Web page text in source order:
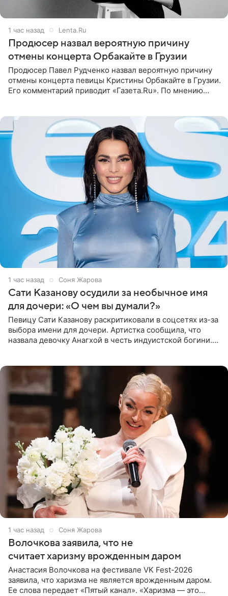
1 час назад Lenta.Ru
Продюсер назвал вероятную причину
отмены концерта Орбакайте в Грузии
Продюсер Павел Рудченко назвал вероятную причину
отмены концерта певицы Кристины Орбакайте в Грузии.
Его комментарий приводит «Газета.Ru». По мнению
1 час назад Соня Жарова
Сати Казанову осудили за необычное имя
для дочери: «О чем вы думали?»
Певицу Сати Казанову раскритиковали в соцсетях из-за
выбора имени для дочери. Артистка сообщила, что
назвала девочку Анагхой в честь индуистской богини.
1 час назад Соня Жарова
Волочкова заявила, что не
считает харизму врожденным даром
Анастасия Волочкова на фестивале VK Fest-2026
заявила, что харизма не является врожденным даром.
Ее слова передает «Пятый канал». «Харизма — это